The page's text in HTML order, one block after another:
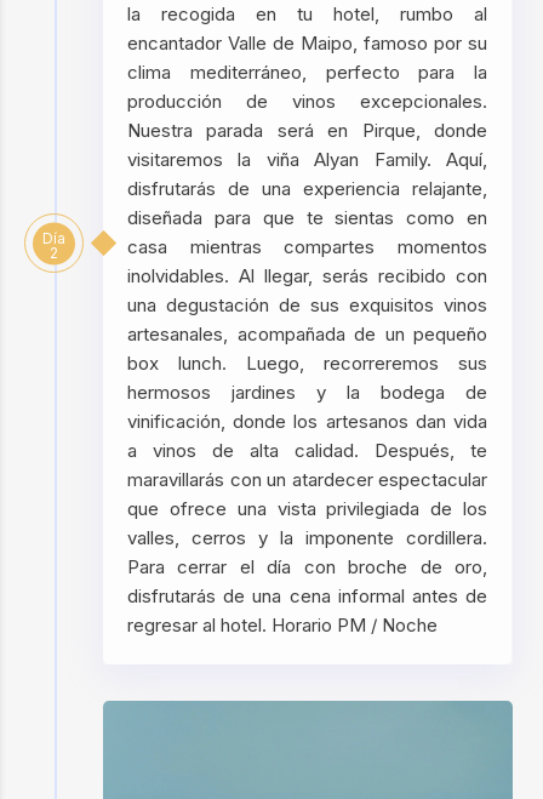
Día
2
la recogida en tu hotel, rumbo al
encantador Valle de Maipo, famoso por su
clima mediterráneo, perfecto para la
producción de vinos excepcionales.
Nuestra parada será en Pirque, donde
visitaremos la viña Alyan Family. Aquí,
disfrutarás de una experiencia relajante,
diseñada para que te sientas como en
casa mientras compartes momentos
inolvidables. Al llegar, serás recibido con
una degustación de sus exquisitos vinos
artesanales, acompañada de un pequeño
box lunch. Luego, recorreremos sus
hermosos jardines y la bodega de
vinificación, donde los artesanos dan vida
a vinos de alta calidad. Después, te
maravillarás con un atardecer espectacular
que ofrece una vista privilegiada de los
valles, cerros y la imponente cordillera.
Para cerrar el día con broche de oro,
disfrutarás de una cena informal antes de
regresar al hotel. Horario PM / Noche